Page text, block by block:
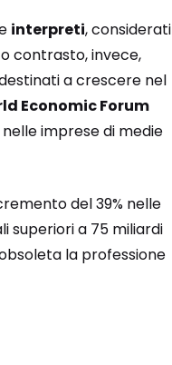
interpreti, considerati
contrasto, invece,
a crescere nel
Economic Forum
imprese di medie
del 39% nelle
superiori a 75 miliardi
la professione